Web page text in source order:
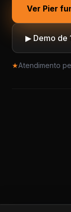
Ver Pier
▶ Demo de
★Atendimento